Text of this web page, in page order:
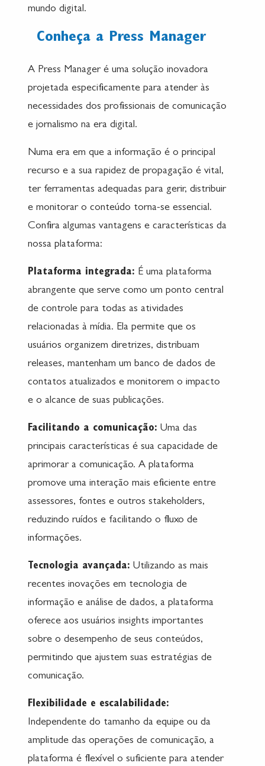
mundo digital.
Conheça a Press Manager
A Press Manager é uma solução inovadora
projetada especificamente para atender às
necessidades dos profissionais de comunicação
e jornalismo na era digital.
Numa era em que a informação é o principal
recurso e a sua rapidez de propagação é vital,
ter ferramentas adequadas para gerir, distribuir
e monitorar o conteúdo torna-se essencial.
Confira algumas vantagens e características da
nossa plataforma:
Plataforma integrada: É uma plataforma
abrangente que serve como um ponto central
de controle para todas as atividades
relacionadas à mídia. Ela permite que os
usuários organizem diretrizes, distribuam
releases, mantenham um banco de dados de
contatos atualizados e monitorem o impacto
e o alcance de suas publicações.
Facilitando a comunicação: Uma das
principais características é sua capacidade de
aprimorar a comunicação. A plataforma
promove uma interação mais eficiente entre
assessores, fontes e outros stakeholders,
reduzindo ruídos e facilitando o fluxo de
informações.
Tecnologia avançada: Utilizando as mais
recentes inovações em tecnologia de
informação e análise de dados, a plataforma
oferece aos usuários insights importantes
sobre o desempenho de seus conteúdos,
permitindo que ajustem suas estratégias de
comunicação.
Flexibilidade e escalabilidade:
Independente do tamanho da equipe ou da
amplitude das operações de comunicação, a
plataforma é flexível o suficiente para atender